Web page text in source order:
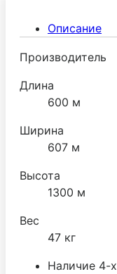
Описание
Производитель
Длина
600 м
Ширина
607 м
Высота
1300 м
Вес
47 кг
Наличие 4-х